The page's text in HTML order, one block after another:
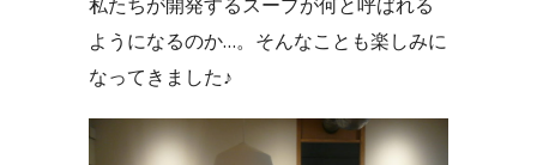
ようになるのか…。そんなことも楽しみに
なってきました♪